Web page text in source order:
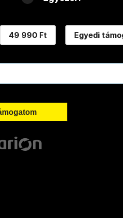
49 990 Ft Egyedi